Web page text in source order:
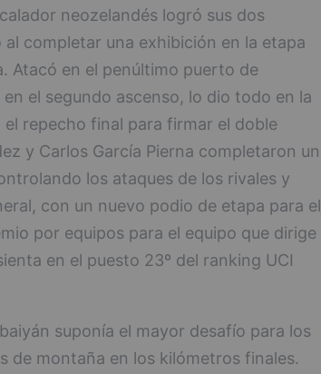
neozelandés logró sus dos
completar una exhibición en la etapa
Atacó en el penúltimo puerto de
el segundo ascenso, lo dio todo en la
repecho final para firmar el doble
y Carlos García Pierna completaron un
los ataques de los rivales y
con un nuevo podio de etapa para el
por equipos para el equipo que dirige
en el puesto 23º del ranking UCI
suponía el mayor desafío para los
de montaña en los kilómetros finales.